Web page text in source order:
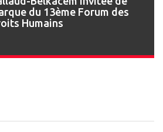
sur l’ouverture de la 27e